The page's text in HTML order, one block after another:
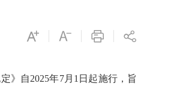
》自2025年7月1日起施行，旨